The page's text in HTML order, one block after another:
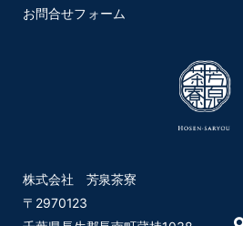
お問合せフォーム
株式会社 芳泉茶寮
〒2970123